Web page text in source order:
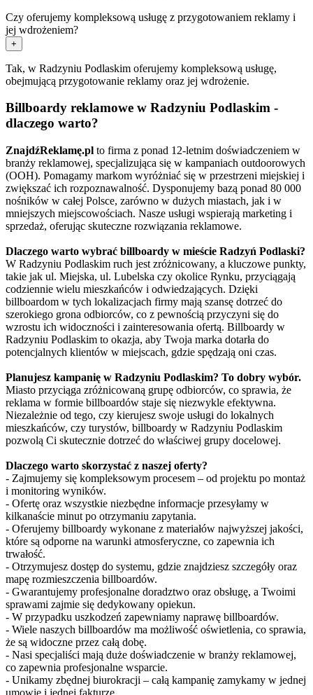
Czy oferujemy kompleksową usługę z przygotowaniem reklamy i
jej wdrożeniem?
+
Tak, w Radzyniu Podlaskim oferujemy kompleksową usługę,
obejmującą przygotowanie reklamy oraz jej wdrożenie.
Billboardy reklamowe w Radzyniu Podlaskim -
dlaczego warto?
ZnajdźReklamę.pl to firma z ponad 12-letnim doświadczeniem w
branży reklamowej, specjalizująca się w kampaniach outdoorowych
(OOH). Pomagamy markom wyróżniać się w przestrzeni miejskiej i
zwiększać ich rozpoznawalność. Dysponujemy bazą ponad 80 000
nośników w całej Polsce, zarówno w dużych miastach, jak i w
mniejszych miejscowościach. Nasze usługi wspierają marketing i
sprzedaż, oferując skuteczne rozwiązania reklamowe.
Dlaczego warto wybrać billboardy w mieście Radzyń Podlaski?
W Radzyniu Podlaskim ruch jest zróżnicowany, a kluczowe punkty,
takie jak ul. Miejska, ul. Lubelska czy okolice Rynku, przyciągają
codziennie wielu mieszkańców i odwiedzających. Dzięki
billboardom w tych lokalizacjach firmy mają szansę dotrzeć do
szerokiego grona odbiorców, co z pewnością przyczyni się do
wzrostu ich widoczności i zainteresowania ofertą. Billboardy w
Radzyniu Podlaskim to okazja, aby Twoja marka dotarła do
potencjalnych klientów w miejscach, gdzie spędzają oni czas.
Planujesz kampanię w Radzyniu Podlaskim? To dobry wybór.
Miasto przyciąga zróżnicowaną grupę odbiorców, co sprawia, że
reklama w formie billboardów staje się niezwykle efektywna.
Niezależnie od tego, czy kierujesz swoje usługi do lokalnych
mieszkańców, czy turystów, billboardy w Radzyniu Podlaskim
pozwolą Ci skutecznie dotrzeć do właściwej grupy docelowej.
Dlaczego warto skorzystać z naszej oferty?
- Zajmujemy się kompleksowym procesem – od projektu po montaż
i monitoring wyników.
- Ofertę oraz wszystkie niezbędne informacje przesyłamy w
kilkanaście minut po otrzymaniu zapytania.
- Oferujemy billboardy wykonane z materiałów najwyższej jakości,
które są odporne na warunki atmosferyczne, co zapewnia ich
trwałość.
- Otrzymujesz dostęp do systemu, gdzie znajdziesz szczegóły oraz
mapę rozmieszczenia billboardów.
- Gwarantujemy profesjonalne doradztwo oraz obsługę, a Twoimi
sprawami zajmie się dedykowany opiekun.
- W przypadku uszkodzeń zapewniamy naprawę billboardów.
- Wiele naszych billboardów ma możliwość oświetlenia, co sprawia,
że są widoczne przez całą dobę.
- Nasi specjaliści mają duże doświadczenie w branży reklamowej,
co zapewnia profesjonalne wsparcie.
- Unikamy zbędnej biurokracji – całą kampanię zamykamy w jednej
umowie i jednej fakturze.